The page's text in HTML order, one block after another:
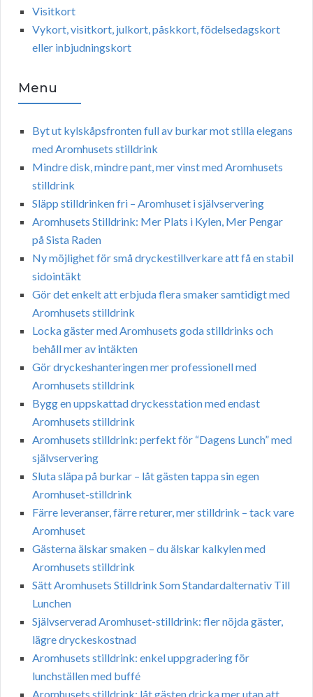
Visitkort
Vykort, visitkort, julkort, påskkort, födelsedagskort
eller inbjudningskort
Menu
Byt ut kylskåpsfronten full av burkar mot stilla elegans
med Aromhusets stilldrink
Mindre disk, mindre pant, mer vinst med Aromhusets
stilldrink
Släpp stilldrinken fri – Aromhuset i självservering
Aromhusets Stilldrink: Mer Plats i Kylen, Mer Pengar
på Sista Raden
Ny möjlighet för små dryckestillverkare att få en stabil
sidointäkt
Gör det enkelt att erbjuda flera smaker samtidigt med
Aromhusets stilldrink
Locka gäster med Aromhusets goda stilldrinks och
behåll mer av intäkten
Gör dryckeshanteringen mer professionell med
Aromhusets stilldrink
Bygg en uppskattad dryckesstation med endast
Aromhusets stilldrink
Aromhusets stilldrink: perfekt för “Dagens Lunch” med
självservering
Sluta släpa på burkar – låt gästen tappa sin egen
Aromhuset-stilldrink
Färre leveranser, färre returer, mer stilldrink – tack vare
Aromhuset
Gästerna älskar smaken – du älskar kalkylen med
Aromhusets stilldrink
Sätt Aromhusets Stilldrink Som Standardalternativ Till
Lunchen
Självserverad Aromhuset-stilldrink: fler nöjda gäster,
lägre dryckeskostnad
Aromhusets stilldrink: enkel uppgradering för
lunchställen med buffé
Aromhusets stilldrink: låt gästen dricka mer utan att